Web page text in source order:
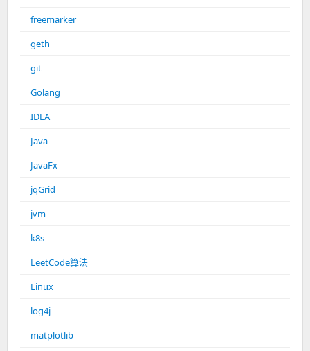
freemarker
geth
git
Golang
IDEA
Java
JavaFx
jqGrid
jvm
k8s
LeetCode算法
Linux
log4j
matplotlib